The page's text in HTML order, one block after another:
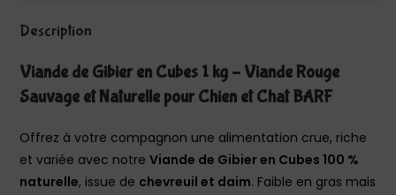
Description
Viande de Gibier en Cubes 1 kg – Viande Rouge
Sauvage et Naturelle pour Chien et Chat BARF
Offrez à votre compagnon une alimentation crue, riche
et variée avec notreViande de Gibier en Cubes 100 %
naturelle, issue de chevreuil et daim. Faible en gras mais